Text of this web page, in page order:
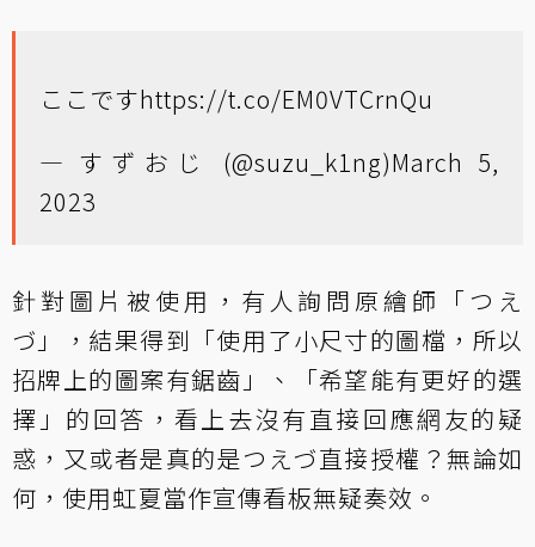
ここですhttps://t.co/EM0VTCrnQu
— すずおじ (@suzu_k1ng)March 5,
2023
針對圖片被使用，有人詢問原繪師「つえ
づ」，結果得到「使用了小尺寸的圖檔，所以
招牌上的圖案有鋸齒」、「希望能有更好的選
擇」的回答，看上去沒有直接回應網友的疑
惑，又或者是真的是つえづ直接授權？無論如
何，使用虹夏當作宣傳看板無疑奏效。